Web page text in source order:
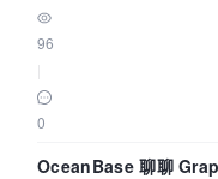
96
0
OceanBase 聊聊